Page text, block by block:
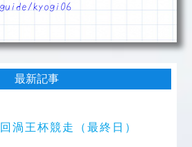
kyogi06
最新記事
渦王杯競走（最終日）